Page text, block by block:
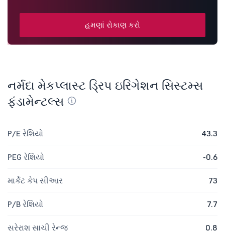
હમણાં રોકાણ કરો
નર્મદા મેકપ્લાસ્ટ ડ્રિપ ઇરિગેશન સિસ્ટમ્સ
ફંડામેન્ટલ્સ
P/E રેશિયો 43.3
PEG રેશિયો -0.6
માર્કેટ કેપ સીઆર 73
P/B રેશિયો 7.7
સરેરાશ સાચી રેન્જ 0.8